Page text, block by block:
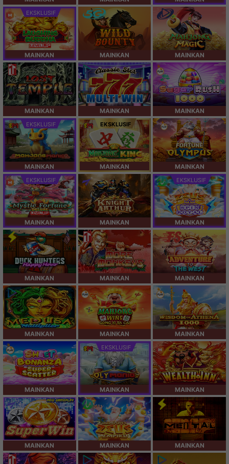
EKSKLUSIF
MAINKAN MAINKAN MAINKAN
MAINKAN MAINKAN MAINKAN
EKSKLUSIF
MAINKAN
EKSKLUSIF
MAINKAN MAINKAN
EKSKLUSIF
MAINKAN MAINKAN
EKSKLUSIF
MAINKAN
MAINKAN MAINKAN MAINKAN
MAINKAN MAINKAN MAINKAN
MAINKAN
EKSKLUSIF
MAINKAN MAINKAN
MAINKAN MAINKAN MAINKAN